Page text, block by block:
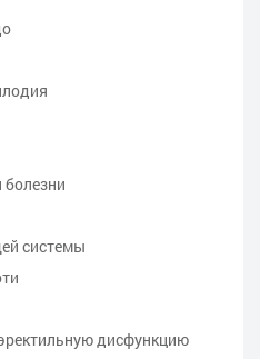
системы
дисфункцию